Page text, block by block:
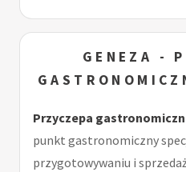
GENEZA -
Przyczepa
punkt gastronomiczny
przygotowywaniu i